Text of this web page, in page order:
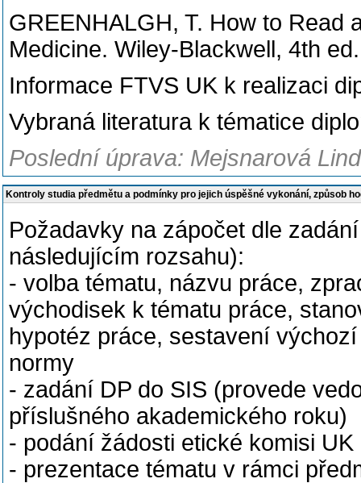
GREENHALGH, T. How to Read
Medicine. Wiley-Blackwell, 4th
Informace FTVS UK k realizaci
Vybraná literatura k tématice
Poslední úprava: Mejsnarová
Kontroly studia předmětu a podmínky pro jejich úspěšné vykonání, způsob
Požadavky na zápočet dle
následujícím rozsahu):
- volba tématu, názvu práce,
východisek k tématu práce,
hypotéz práce, sestavení
normy
- zadání DP do SIS (provede
příslušného akademického roku)
- podání žádosti etické komisi
- prezentace tématu v rámci